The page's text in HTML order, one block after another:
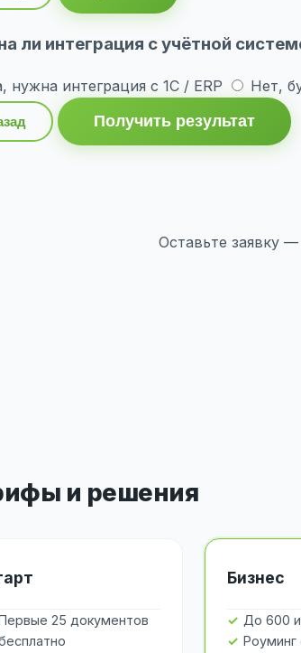
ли интеграция с учётной
нужна интеграция с 1С / ERP Нет,
Получить результат
Оставьте заявку
и решения
25 документов
Бизнес
До 600
Роуминг